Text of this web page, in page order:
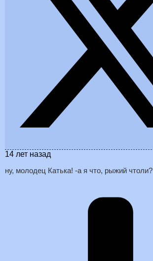
14 лет назад
ну, молодец Катька! -а я что, рыжий чтоли?